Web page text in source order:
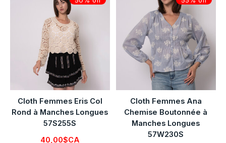
Cloth Femmes Eris Col
Rond à Manches Longues
57S255S
40,00$CA
Cloth Femmes Ana
Chemise Boutonnée à
Manches Longues
57W230S